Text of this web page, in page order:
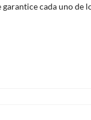
cada uno de